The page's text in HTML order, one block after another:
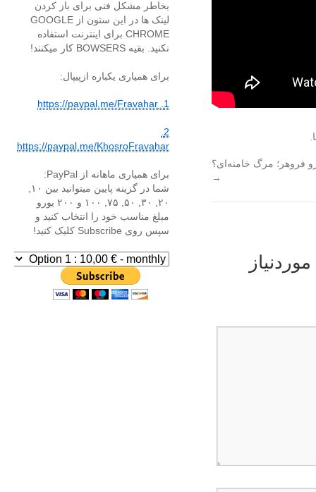
فروهر؛ مرگ خامنه‌ای؟
→
بخاطر مشکل فنی برای باز کردن
لینک ها در این ستون از GOOGLE
CHROME برای اینترنت استفاده
نکنید. بقیه BOWSERS کار میکنند!
برای همیاری یکباره ازپیپال:
1. https://paypal.me/Fravahar
https://paypal.me/KhosroFravahar
برای همیاری ماهانه از PayPal:
۲۰, ۳۰, ۵۰, ۷۵, ۱۰۰ و ۲۰۰ یورو
مبلغ مناسب خود را انتخاب کنید و
سپس روی Subscribe کلیک کنید!